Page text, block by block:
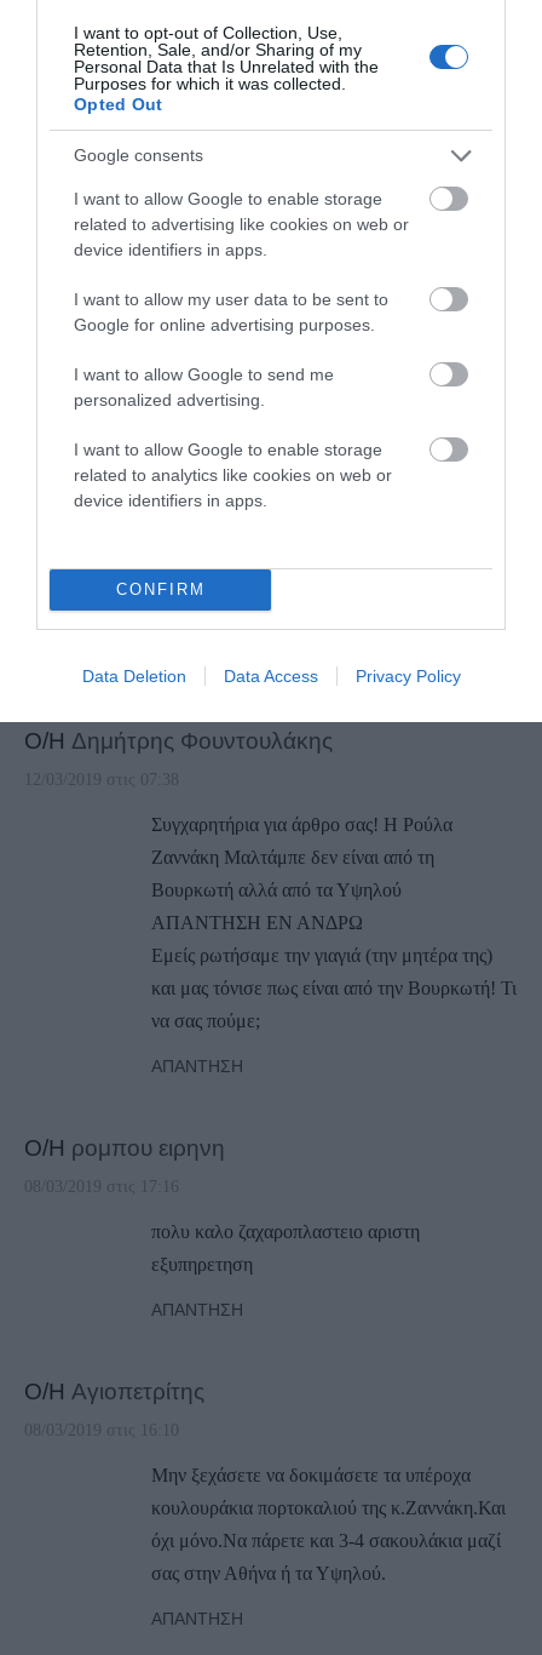
I want to opt-out of Collection, Use,
Retention, Sale, and/or Sharing of my
Personal Data that Is Unrelated with the
Purposes for which it was collected.
Opted Out
Google consents
I want to allow Google to enable storage
related to advertising like cookies on web or
device identifiers in apps.
I want to allow my user data to be sent to
Google for online advertising purposes.
I want to allow Google to send me
personalized advertising.
I want to allow Google to enable storage
related to analytics like cookies on web or
device identifiers in apps.
CONFIRM
Data Deletion Data Access Privacy Policy
γιαγιά, που θυμάμαι, και την κόρη σας που δουλεύει στο
μαγαζί. Θα γράψω αύριο την μικρή αυτή ιστορία με τις
ευχαριστίες μου για εσάς και για την φιλοξενία και
αγάπη που δείχνουν μερικές φορές οι απλές γυναίκες
αυτού του ωραίου νησιού σε όλους. Είθε το παράδειγμα
σας να το ακολουθούν κι άλλοι. Γιατί μόνο με
αλληλεγγύη, φιλοξενία κι ανοιχτή καρδιά μπορεί να
Post Scriptum: Αφιερωμένο στον “Ανθό Γαυρίου” που κάποτε έγινε
για εμάς Ανθός της Άνδρου. Καλορίζικο το νέο κατάστημα…
Ο/Η Δημήτρης Φουντουλάκης
12/03/2019 στις 07:38
Συγχαρητήρια για άρθρο σας! Η Ρούλα
Ζαννάκη Μαλτάμπε δεν είναι από τη
Βουρκωτή αλλά από τα Υψηλού
ΑΠΑΝΤΗΣΗ ΕΝ ΑΝΔΡΩ
Εμείς ρωτήσαμε την γιαγιά (την μητέρα της)
και μας τόνισε πως είναι από την Βουρκωτή! Τι
να σας πούμε;
ΑΠΆΝΤΗΣΗ
Ο/Η ρομπου ειρηνη
08/03/2019 στις 17:16
πολυ καλο ζαχαροπλαστειο αριστη
εξυπηρετηση
ΑΠΆΝΤΗΣΗ
Ο/Η Αγιοπετρίτης
08/03/2019 στις 16:10
Μην ξεχάσετε να δοκιμάσετε τα υπέροχα
κουλουράκια πορτοκαλιού της κ.Ζαννάκη.Και
όχι μόνο.Να πάρετε και 3-4 σακουλάκια μαζί
σας στην Αθήνα ή τα Υψηλού.
ΑΠΆΝΤΗΣΗ